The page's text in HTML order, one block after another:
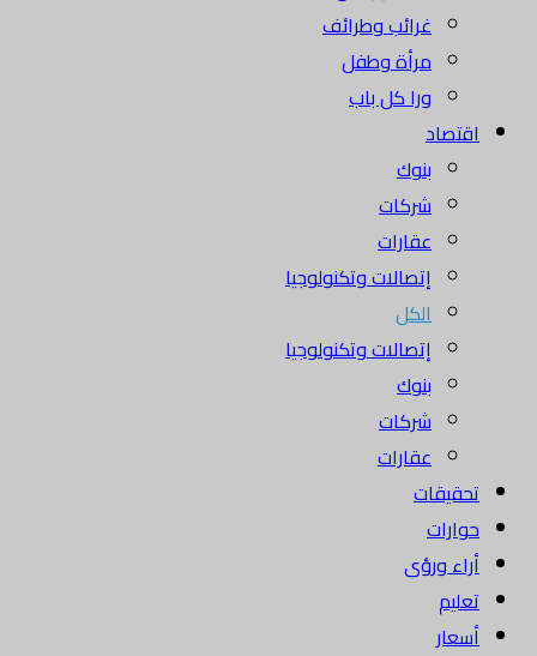
غرائب وطرائف
مرأة وطفل
ورا كل باب
اقتصاد
بنوك
شركات
عقارات
إتصالات وتكنولوجيا
الكل
إتصالات وتكنولوجيا
بنوك
شركات
عقارات
تحقيقات
حوارات
أراء ورؤى
تعليم
أسعار